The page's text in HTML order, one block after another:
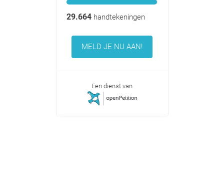
29.664handtekeningen
MELD JE NU AAN!
Een dienst van